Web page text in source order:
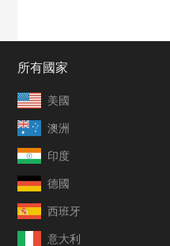
所有國家
美國
澳洲
印度
德國
西班牙
意大利